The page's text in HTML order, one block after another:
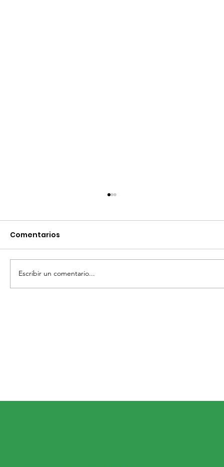
Comentarios
Escribir un comentario...